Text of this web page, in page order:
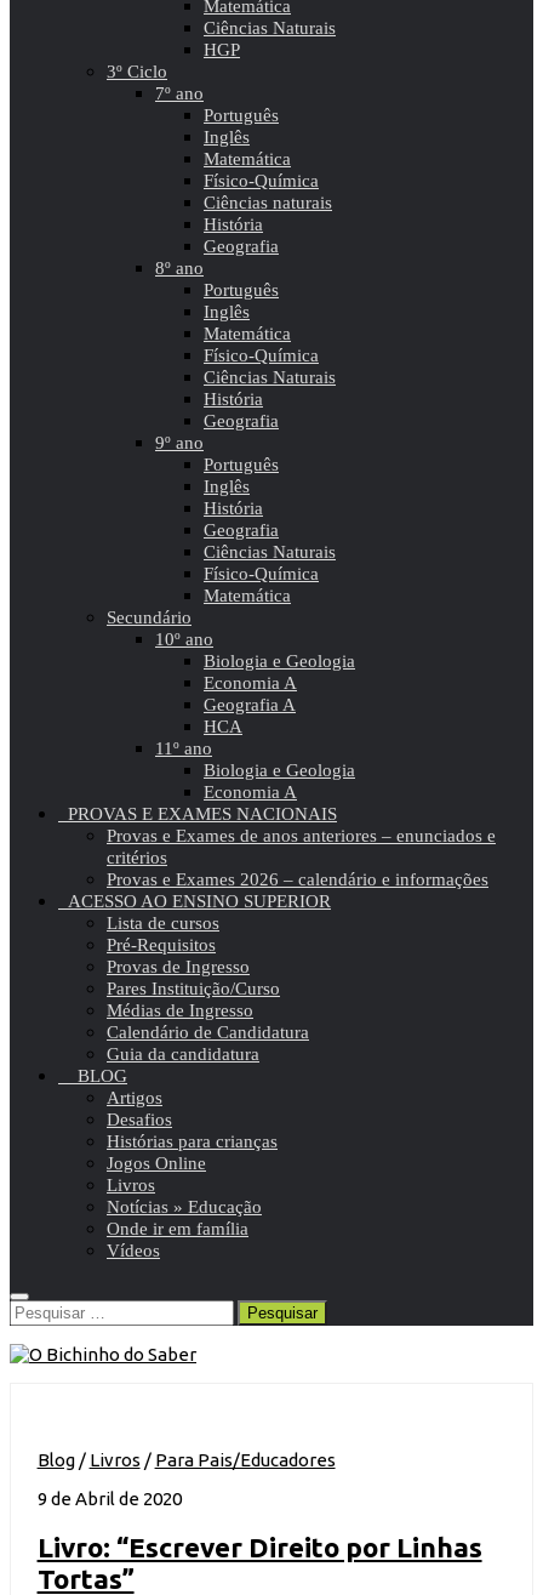
Matemática
Ciências Naturais
HGP
3º Ciclo
7º ano
Português
Inglês
Matemática
Físico-Química
Ciências naturais
História
Geografia
8º ano
Português
Inglês
Matemática
Físico-Química
Ciências Naturais
História
Geografia
9º ano
Português
Inglês
História
Geografia
Ciências Naturais
Físico-Química
Matemática
Secundário
10º ano
Biologia e Geologia
Economia A
Geografia A
HCA
11º ano
Biologia e Geologia
Economia A
PROVAS E EXAMES NACIONAIS
Provas e Exames de anos anteriores – enunciados e
critérios
Provas e Exames 2026 – calendário e informações
ACESSO AO ENSINO SUPERIOR
Lista de cursos
Pré-Requisitos
Provas de Ingresso
Pares Instituição/Curso
Médias de Ingresso
Calendário de Candidatura
Guia da candidatura
BLOG
Artigos
Desafios
Histórias para crianças
Jogos Online
Livros
Notícias » Educação
Onde ir em família
Vídeos
Pesquisar
por:
Blog/ Livros / Para Pais/Educadores
9 de Abril de 2020
Livro: “Escrever Direito por Linhas
Tortas”